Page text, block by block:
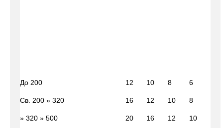
До 200 12 10 8 6
Св. 200 » 320 16 12 10 8
» 320 » 500 20 16 12 10